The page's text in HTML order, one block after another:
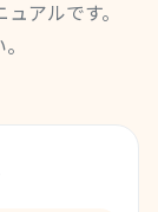
アルです。